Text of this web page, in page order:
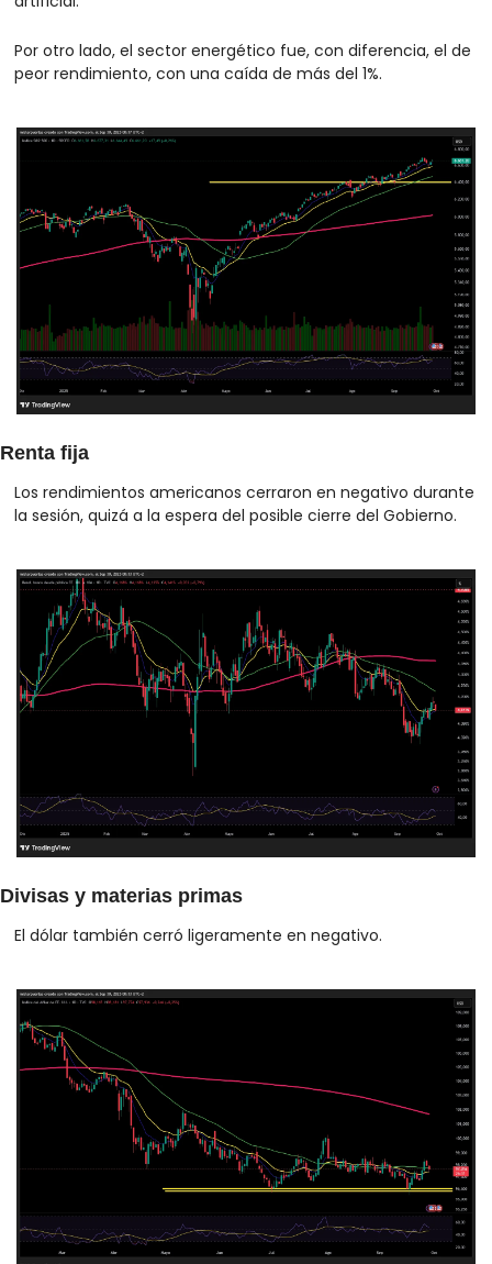
Por otro lado, el sector energético fue, con diferencia, el de
peor rendimiento, con una caída de más del 1%.
Renta fija
Los rendimientos americanos cerraron en negativo durante
la sesión, quizá a la espera del posible cierre del Gobierno.
Divisas y materias primas
El dólar también cerró ligeramente en negativo.